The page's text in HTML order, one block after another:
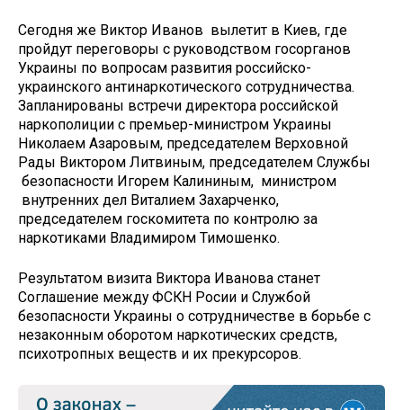
Сегодня же Виктор Иванов вылетит в Киев, где
пройдут переговоры с руководством госорганов
Украины по вопросам развития российско-
украинского антинаркотического сотрудничества.
Запланированы встречи директора российской
наркополиции с премьер-министром Украины
Николаем Азаровым, председателем Верховной
Рады Виктором Литвиным, председателем Службы
безопасности Игорем Калининым, министром
внутренних дел Виталием Захарченко,
председателем госкомитета по контролю за
наркотиками Владимиром Тимошенко.
Результатом визита Виктора Иванова станет
Соглашение между ФСКН Росии и Службой
безопасности Украины о сотрудничестве в борьбе с
незаконным оборотом наркотических средств,
психотропных веществ и их прекурсоров.